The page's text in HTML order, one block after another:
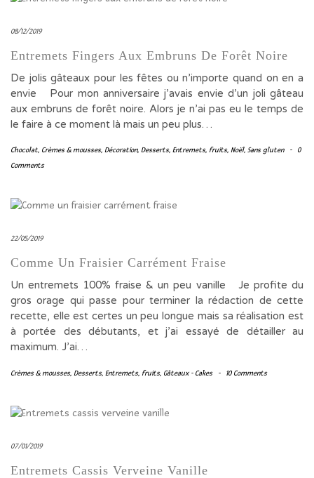
08/12/2019
Entremets Fingers Aux Embruns De Forêt Noire
De jolis gâteaux pour les fêtes ou n’importe quand on en a
envie Pour mon anniversaire j’avais envie d’un joli gâteau
aux embruns de forêt noire. Alors je n’ai pas eu le temps de
le faire à ce moment là mais un peu plus…
Chocolat, Crèmes & mousses, Décoration, Desserts, Entremets, fruits, Noël, Sans gluten -
0
Comments
22/05/2019
Comme Un Fraisier Carrément Fraise
Un entremets 100% fraise & un peu vanille Je profite du
gros orage qui passe pour terminer la rédaction de cette
recette, elle est certes un peu longue mais sa réalisation est
à portée des débutants, et j’ai essayé de détailler au
maximum. J’ai…
Crèmes & mousses, Desserts, Entremets, fruits, Gâteaux - Cakes - 10 Comments
07/01/2019
Entremets Cassis Verveine Vanille